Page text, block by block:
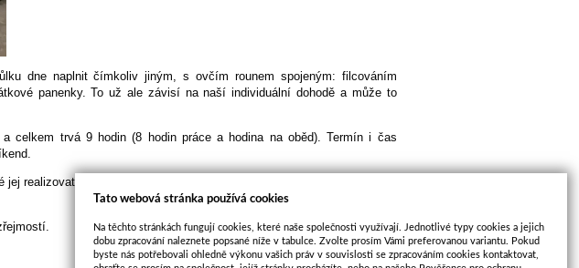
dne naplnit čímkoliv jiným, s ovčím rounem spojeným: filcováním
panenky. To už ale závisí na naší individuální dohodě a může to
celkem trvá 9 hodin (8 hodin práce a hodina na oběd). Termín i čas
realizovat i pro dvě osoby. V takovém případě se navyšuje o 1000 Kč
Tato webová stránka používá cookies
Na těchto stránkách fungují cookies, které naše společnosti využívají. Jednotlivé typy cookies a jejich
dobu zpracování naleznete popsané níže v tabulce. Zvolte prosím Vámi preferovanou variantu. Pokud
byste nás potřebovali ohledně výkonu vašich práv v souvislosti se zpracováním cookies kontaktovat,